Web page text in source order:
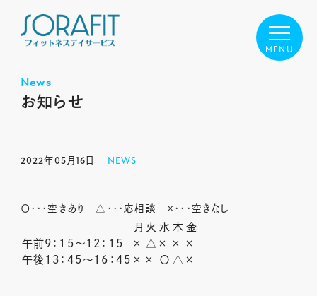
News
お知らせ
2022年05月16日 NEWS
〇・・・空きあり △・・・応相談 ×・・・空きなし
月 火 水 木 金
午前9：15～12：15
× △ × ×
×
午後13：45～16：45 × × 〇 △ ×